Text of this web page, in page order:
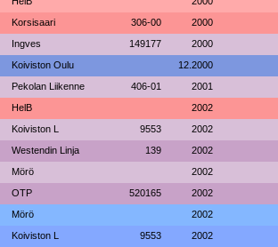
Korsisaari 306-00 2000
Ingves 149177 2000
Koiviston Oulu 12.2000
Pekolan Liikenne 406-01 2001
HelB 2002
Koiviston L 9553 2002
Westendin Linja 139 2002
Mörö 2002
OTP 520165 2002
Mörö 2002
Koiviston L 9553 2002